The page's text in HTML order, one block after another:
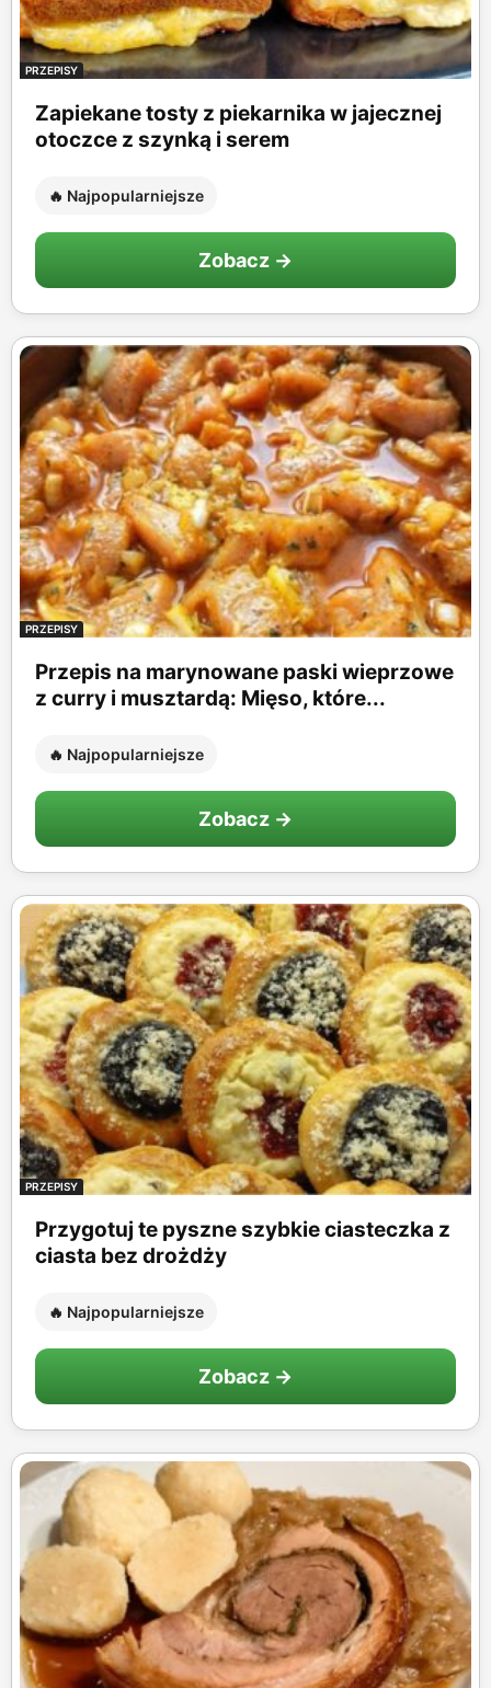
PRZEPISY
Zapiekane tosty z piekarnika w jajecznej
otoczce z szynką i serem
🔥 Najpopularniejsze
Zobacz →
PRZEPISY
Przepis na marynowane paski wieprzowe
z curry i musztardą: Mięso, które...
🔥 Najpopularniejsze
Zobacz →
PRZEPISY
Przygotuj te pyszne szybkie ciasteczka z
ciasta bez drożdży
🔥 Najpopularniejsze
Zobacz →